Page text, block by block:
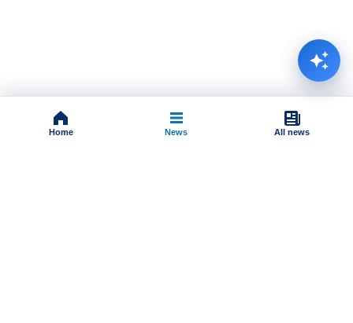
Home News All news